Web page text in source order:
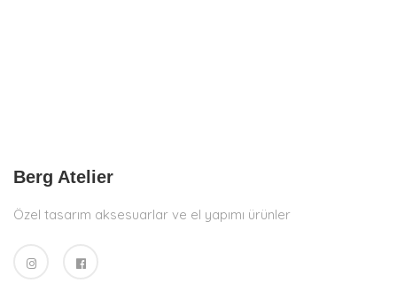
Berg Atelier
Özel tasarım aksesuarlar ve el yapımı ürünler